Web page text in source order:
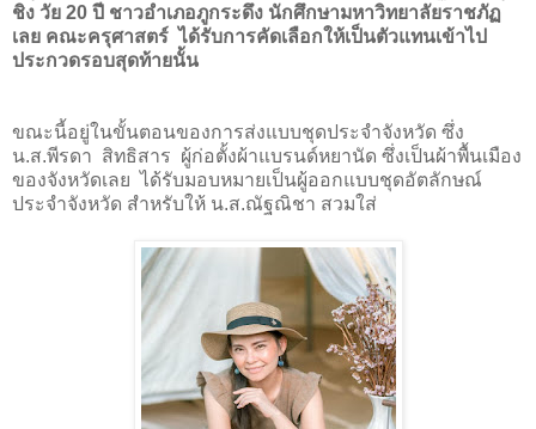
ชิง​ วัย 20 ปี ชาวอำเภอภูกระดึง นักศึกษามหาวิทยาลัยราชภัฏ
เลย คณะครุศาสตร์ ได้รับการคัดเลือกให้เป็นตัวแทนเข้าไป
ประกวดรอบสุดท้ายนั้น
ขณะนี้อยู่ในขั้นตอนของการส่งแบบชุดประจำจังหวัด ซึ่ง
น.ส.พีรดา สิทธิสาร ผู้ก่อตั้งผ้าแบรนด์หยานัด ซึ่งเป็นผ้าพื้นเมือง
ของจังหวัดเลย ได้รับมอบหมายเป็นผู้ออกแบบชุดอัตลักษณ์
ประจำจังหวัด สำหรับให้ น.ส.ณัฐณิชา​ สวมใส่